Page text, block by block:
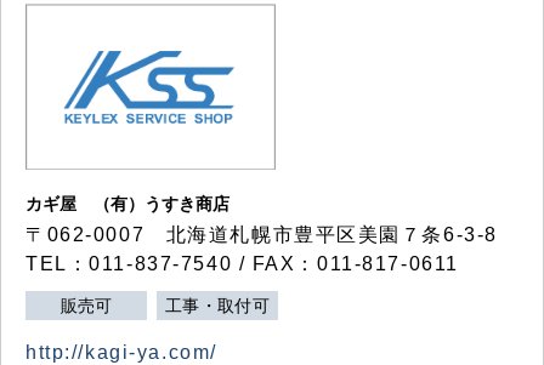
カギ屋 （有）うすき商店
〒062-0007 北海道札幌市豊平区美園７条6-3-8
TEL：011-837-7540 / FAX：011-817-0611
販売可 工事・取付可
http://kagi-ya.com/